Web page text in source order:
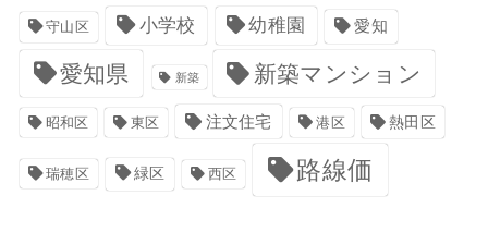
守山区 小学校 幼稚園 愛知
愛知県 新築 新築マンション
昭和区 東区 注文住宅 港区 熱田区
瑞穂区 緑区 西区 路線価